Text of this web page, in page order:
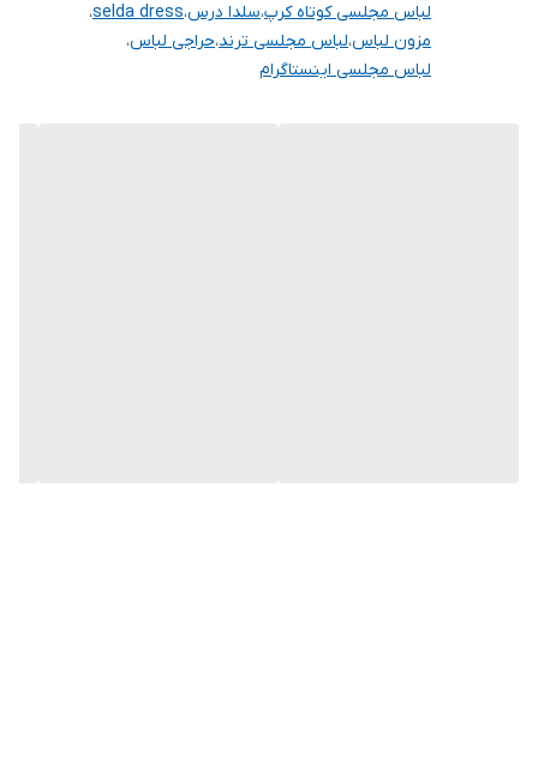
دوستان عزیز در هنگام انتخاب مدل دقت کنید مشخصات لباس ها زیر
آنها درج شده است چون این سایت امکان مرجوع ندارد و فقط امکان
لباس مجلسی کوتاه کرپ،سلدا درس،selda dress،
مزون لباس،لباس مجلسی ترند،حراجی لباس،
لباس مجلسی اینستاگرام